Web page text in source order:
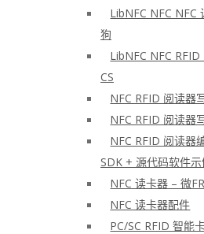
LibNFC NFC NFC
狗
LibNFC NFC
CS
NFC RFID 阅读器
NFC RFID 阅读器
NFC RFID 阅读器
SDK + 源代码软件示
NFC 读卡器 – 微
NFC 读卡器配件
PC/SC RFID 智能